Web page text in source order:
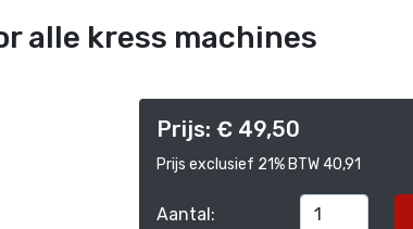
alle kress machines
Prijs: € 49,50
Prijs exclusief 21% BTW 40,91
Aantal: